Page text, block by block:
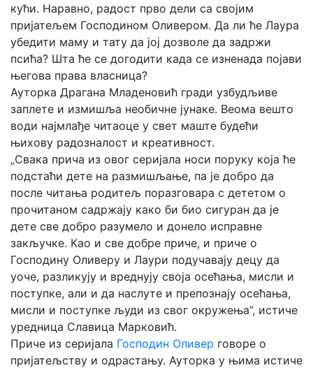
кући. Наравно, радост прво дели са својим
пријатељем Господином Оливером. Да ли ће Лаура
убедити маму и тату да јој дозволе да задржи
псића? Шта ће се догодити када се изненада појави
његова права власница?
Ауторка Драгана Младеновић гради узбудљиве
заплете и измишља необичне јунаке. Веома вешто
води најмлађе читаоце у свет маште будећи
њихову радозналост и креативност.
„Свака прича из овог серијала носи поруку која ће
подстаћи дете на размишљање, па је добро да
после читања родитељ поразговара с дететом о
прочитаном садржају како би био сигуран да је
дете све добро разумело и донело исправне
закључке. Као и све добре приче, и приче о
Господину Оливеру и Лаури подучавају децу да
уоче, разликују и вреднују своја осећања, мисли и
поступке, али и да наслуте и препознају осећања,
мисли и поступке људи из свог окружења”, истиче
уредница Славица Марковић.
Приче из серијала Господин Оливер говоре о
пријатељству и одрастању. Ауторка у њима истиче